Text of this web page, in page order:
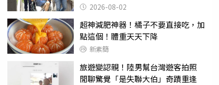
2026-08-02
超神減肥神器！橘子不要直接吃，加
點這個！體重天天下降
新素簡
旅遊變認親！陸男幫台灣遊客拍照
閒聊驚覺「是失聯大伯」奇蹟重逢